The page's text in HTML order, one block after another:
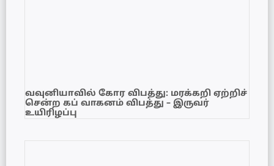
வவுனியாவில் கோர விபத்து: மரக்கறி ஏற்றிச்
சென்ற கப் வாகனம் விபத்து – இருவர்
உயிரிழப்பு